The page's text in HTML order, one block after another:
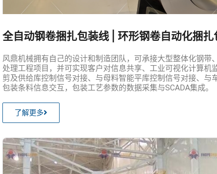
全自动钢卷捆扎包装线 | 环形钢卷自动化捆
风鼎机械拥有自己的设计和制造团队，可承接大型整体化钢带
处理工程项目，并可实现客户对信息共享、工业可视化计算机
剪及供给库控制信号对接、与母料智能平库控制信号对接、与
包装条料信息交互，包装工艺参数的数据采集与SCADA集成。
了解更多